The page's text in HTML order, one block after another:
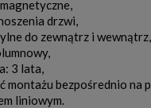
drzwi,
do zewnątrz i wewnątrz,
3 lata,
montażu bezpośrednio na
liniowym.